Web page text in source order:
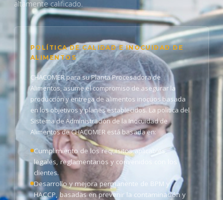
altamente calificado.
POLÍTICA DE CALIDAD E INOCUIDAD DE
ALIMENTOS
CHACOMER para su Planta Procesadora de
Alimentos, asume el compromiso de asegurar la
producción y entrega de alimentos inocuos basada
en los objetivos y planes establecidos. La política del
Sistema de Administración de la Inocuidad de
Alimentos de CHACOMER está basada en:
Cumplimiento de los requisitos aplicables,
legales, reglamentarios y convenidos con los
clientes.
Desarrollo y mejora permanente de BPM y
HACCP, basadas en prevenir la contaminación y